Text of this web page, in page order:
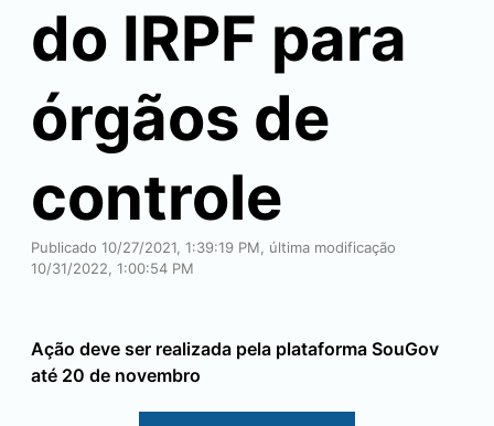
do IRPF para
órgãos de
controle
Publicado 10/27/2021, 1:39:19 PM, última modificação
10/31/2022, 1:00:54 PM
Ação deve ser realizada pela plataforma SouGov
até 20 de novembro